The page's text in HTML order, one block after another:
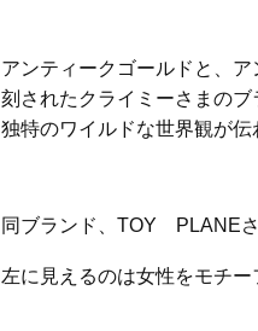
アンティークゴールドと、
刻されたクライミーさまの
独特のワイルドな世界観が伝
同ブランド、TOY PLANEさ
左に見えるのは女性をモチー